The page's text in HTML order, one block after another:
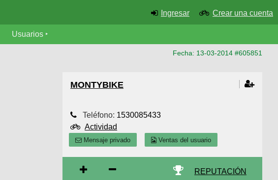
Ingresar Crear una cuenta
Usuarios
Fecha: 13-03-2014 #605851
MONTYBIKE
Teléfono: 1530085433
Actividad
Mensaje privado Ventas del usuario
REPUTACIÓN